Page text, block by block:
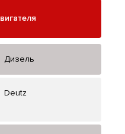
Дизель
Deutz